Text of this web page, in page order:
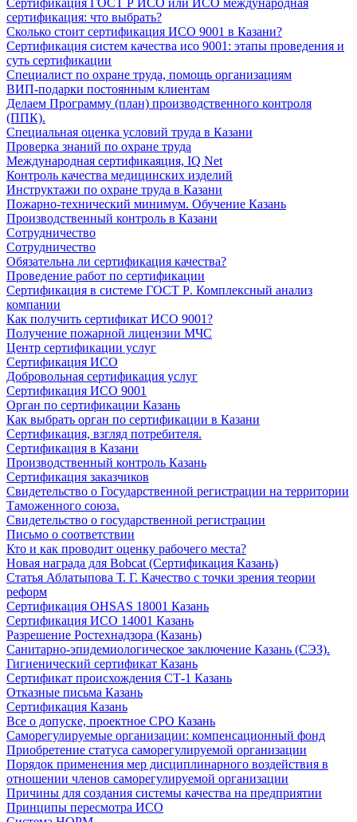
сертификация: что выбрать?
Сколько стоит сертификация ИСО 9001 в Казани?
Сертификация систем качества исо 9001: этапы проведения и
суть сертификации
Специалист по охране труда, помощь организациям
ВИП-подарки постоянным клиентам
Делаем Программу (план) производственного контроля
(ППК).
Специальная оценка условий труда в Казани
Проверка знаний по охране труда
Международная сертификаяция, IQ Net
Контроль качества медицинских изделий
Инструктажи по охране труда в Казани
Пожарно-технический минимум. Обучение Казань
Производственный контроль в Казани
Сотрудничество
Сотрудничество
Обязательна ли сертификация качества?
Проведение работ по сертификации
Сертификация в системе ГОСТ Р. Комплексный анализ
компании
Как получить сертификат ИСО 9001?
Получение пожарной лицензии МЧС
Центр сертификации услуг
Сертификация ИСО
Добровольная сертификация услуг
Сертификация ИСО 9001
Орган по сертификации Казань
Как выбрать орган по сертификации в Казани
Сертификация, взгляд потребителя.
Сертификация в Казани
Производственный контроль Казань
Сертификация заказчиков
Свидетельство о Государственной регистрации на территории
Таможенного союза.
Свидетельство о государственной регистрации
Письмо о соответствии
Кто и как проводит оценку рабочего места?
Новая награда для Bobcat (Сертификация Казань)
Статья Аблатыпова Т. Г. Качество с точки зрения теории
реформ
Сертификация OHSAS 18001 Казань
Сертификация ИСО 14001 Казань
Разрешение Ростехнадзора (Казань)
Санитарно-эпидемиологическое заключение Казань (СЭЗ).
Гигиенический сертификат Казань
Сертификат происхождения СТ-1 Казань
Отказные письма Казань
Сертификация Казань
Все о допуске, проектное СРО Казань
Саморегулируемые организации: компенсационный фонд
Приобретение статуса саморегулируемой организации
Порядок применения мер дисциплинарного воздействия в
отношении членов саморегулируемой организации
Причины для создания системы качества на предприятии
Принципы пересмотра ИСО